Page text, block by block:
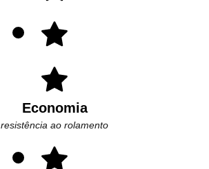
Economia
resistência ao rolamento